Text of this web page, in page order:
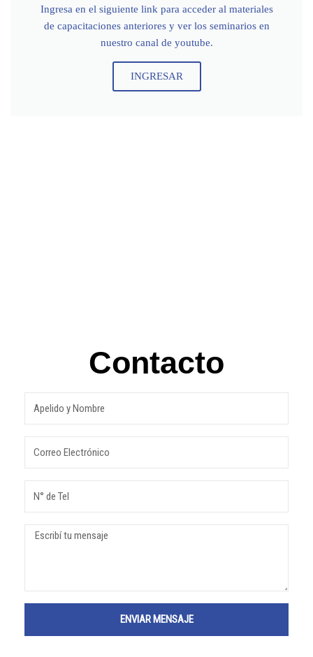
Ingresa en el siguiente link para acceder al materiales
de capacitaciones anteriores y ver los seminarios en
nuestro canal de youtube.
INGRESAR
Contacto
ENVIAR MENSAJE